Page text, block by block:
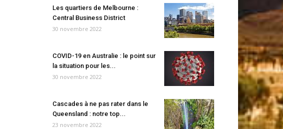
Les quartiers de Melbourne :
Central Business District
30 novembre 2022
COVID-19 en Australie : le point sur
la situation pour les...
30 novembre 2022
Cascades à ne pas rater dans le
Queensland : notre top...
23 novembre 2022